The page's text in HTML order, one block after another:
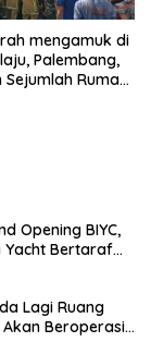
mengamuk di
Palembang,
Sejumlah Rumah
Opening BIYC,
Yacht Bertaraf
Lagi Ruang
Beroperasi